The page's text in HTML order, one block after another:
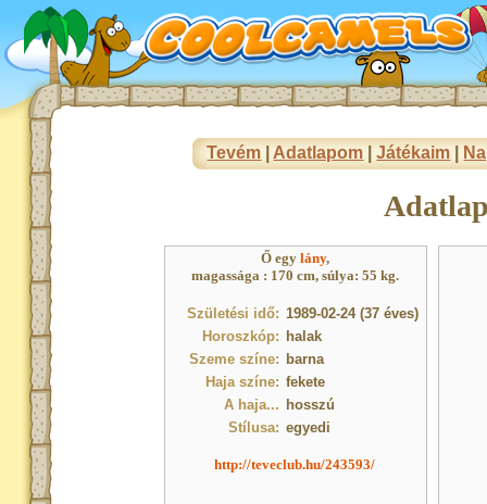
Tevém Adatlapom |Játékaim
Ő egy lány,
magassága : 170 cm, súlya: 55 kg.
Születési idő: 1989-02-24 (37 éves)
Horoszkóp: halak
Szeme színe: barna
Haja színe: fekete
A haja... hosszú
Stílusa: egyedi
http://teveclub.hu/243593/